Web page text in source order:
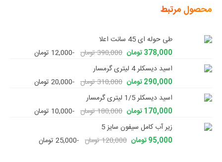
محصول مرتبط
طی حوله ای 45 سانت اعلا
378,000 تومان
390,000 تومان
-12,000 تومان
اسید دیسکلر 4 لیتری گرمسار
290,000 تومان
310,000 تومان
-20,000 تومان
اسید دیسکلر 1/5 لیتری گرمسار
170,000 تومان
180,000 تومان
-10,000 تومان
زیر آب کامل سیفون سایز 5
95,000 تومان
120,000 تومان -25,000 تومان